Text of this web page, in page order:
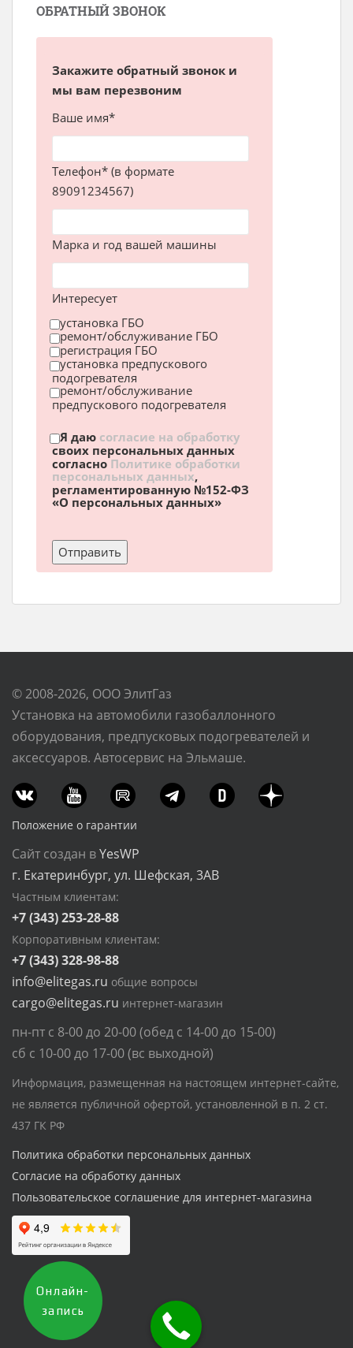
ОБРАТНЫЙ ЗВОНОК
Закажите обратный звонок и
мы вам перезвоним
Ваше имя*
Телефон* (в формате
89091234567)
Марка и год вашей машины
Интересует
установка ГБО
ремонт/обслуживание ГБО
регистрация ГБО
установка предпускового
подогревателя
ремонт/обслуживание
предпускового подогревателя
Я даю согласие на обработку
своих персональных данных
согласно Политике обработки
персональных данных,
регламентированную №152-ФЗ
«О персональных данных»
© 2008-2026, ООО ЭлитГаз
Установка на автомобили газобаллонного
оборудования, предпусковых подогревателей и
аксессуаров. Автосервис на Эльмаше.
Положение о гарантии
Сайт создан вYesWP
г. Екатеринбург, ул. Шефская, 3АВ
Частным клиентам:
+7 (343) 253-28-88
Корпоративным клиентам:
+7 (343) 328-98-88
info@elitegas.ru общие вопросы
cargo@elitegas.ru интернет-магазин
пн-пт с 8-00 до 20-00 (обед с 14-00 до 15-00)
сб с 10-00 до 17-00 (вс выходной)
Информация, размещенная на настоящем интернет-сайте,
не является публичной офертой, установленной в п. 2 ст.
437 ГК РФ
Политика обработки персональных данных
Согласие на обработку данных
Пользовательское соглашение для интернет-магазина
Онлайн-
запись